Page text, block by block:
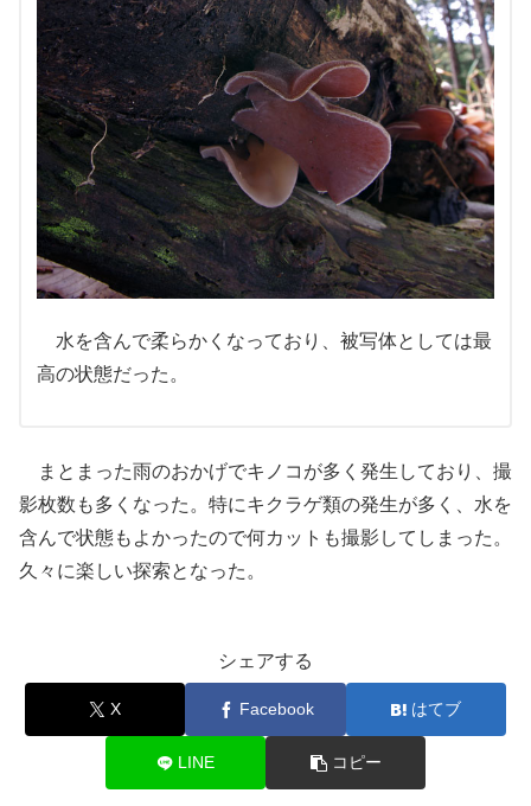
水を含んで柔らかくなっており、被写体としては最
高の状態だった。
まとまった雨のおかげでキノコが多く発生しており、撮
影枚数も多くなった。特にキクラゲ類の発生が多く、水を
含んで状態もよかったので何カットも撮影してしまった。
久々に楽しい探索となった。
シェアする
X Facebook はてブ
LINE コピー